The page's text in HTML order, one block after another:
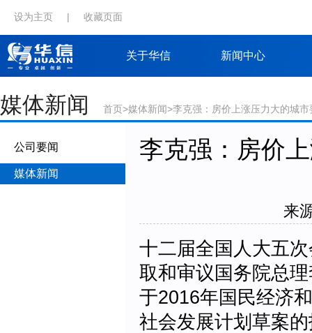
设为主页 | 收藏页面
关于华信 新闻中心
媒体新闻 首页>媒体新闻>李克强：房价上涨压力大的城
公司要闻
媒体新闻
李克强：房价
来
十二届全国人大五
取和审议国务院总
于2016年国民经济
社会发展计划草案